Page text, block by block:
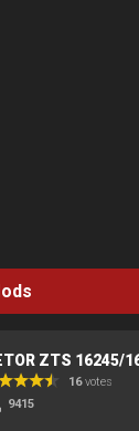
ZTS 16245/
16votes
9415